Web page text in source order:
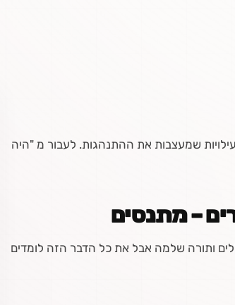
שמעצבות את ההתנהגות. לעבור מ "היה
ותורה שלמה אבל את כל הדבר הזה לומדים